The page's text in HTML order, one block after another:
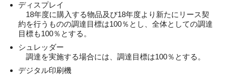
ディスプレイ
18年度に購入する物品及び18年度より新たにリース契
約を行うものの調達目標は100％とし、全体としての調達
目標も100％とする。
シュレッダー
調達を実施する場合には、調達目標は100％とする。
デジタル印刷機